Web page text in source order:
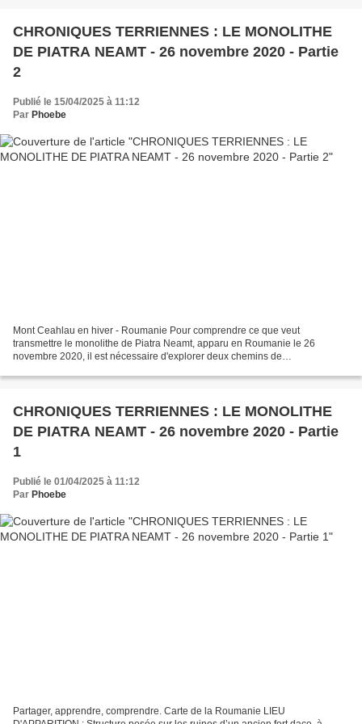
CHRONIQUES TERRIENNES : LE MONOLITHE
DE PIATRA NEAMT - 26 novembre 2020 - Partie
2
Publié le 15/04/2025 à 11:12
Par Phoebe
Mont Ceahlau en hiver - Roumanie Pour comprendre ce que veut
transmettre le monolithe de Piatra Neamt, apparu en Roumanie le 26
novembre 2020, il est nécessaire d'explorer deux chemins de
CHRONIQUES TERRIENNES : LE MONOLITHE
DE PIATRA NEAMT - 26 novembre 2020 - Partie
1
Publié le 01/04/2025 à 11:12
Par Phoebe
Partager, apprendre, comprendre. Carte de la Roumanie LIEU